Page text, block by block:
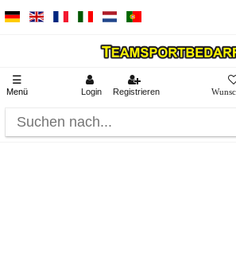
☰
Menü Login Registrieren